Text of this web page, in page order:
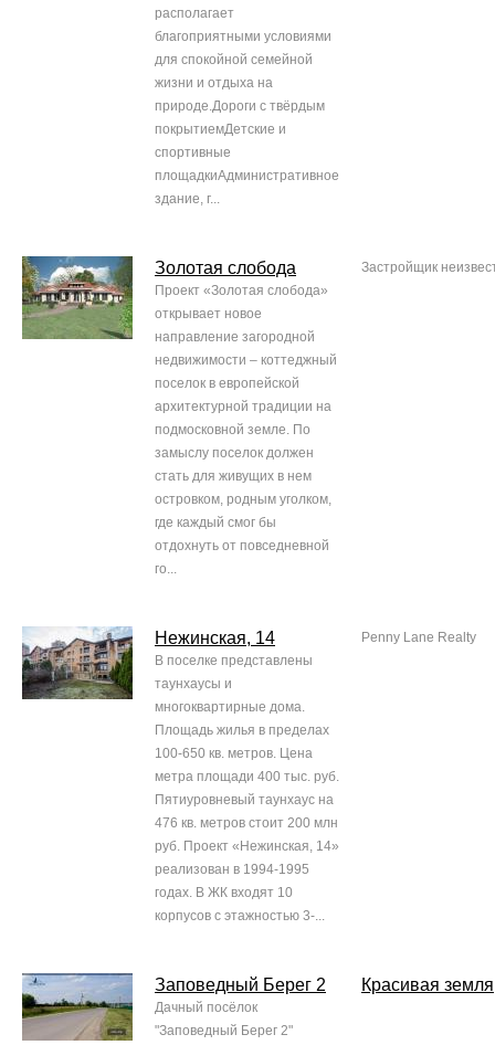
располагает
благоприятными условиями
для спокойной семейной
жизни и отдыха на
природе.Дороги с твёрдым
покрытиемДетские и
спортивные
площадкиАдминистративное
здание, г...
Золотая слобода
Проект «Золотая слобода»
открывает новое
направление загородной
недвижимости – коттеджный
поселок в европейской
архитектурной традиции на
подмосковной земле. По
замыслу поселок должен
стать для живущих в нем
островком, родным уголком,
где каждый смог бы
отдохнуть от повседневной
го...
Застройщик
Нежинская, 14
В поселке представлены
таунхаусы и
многоквартирные дома.
Площадь жилья в пределах
100-650 кв. метров. Цена
метра площади 400 тыс. руб.
Пятиуровневый таунхаус на
476 кв. метров стоит 200 млн
руб. Проект «Нежинская, 14»
реализован в 1994-1995
годах. В ЖК входят 10
корпусов с этажностью 3-...
Penny Lane Realty
Заповедный Берег 2
Дачный посёлок
"Заповедный Берег 2"
Красивая земля